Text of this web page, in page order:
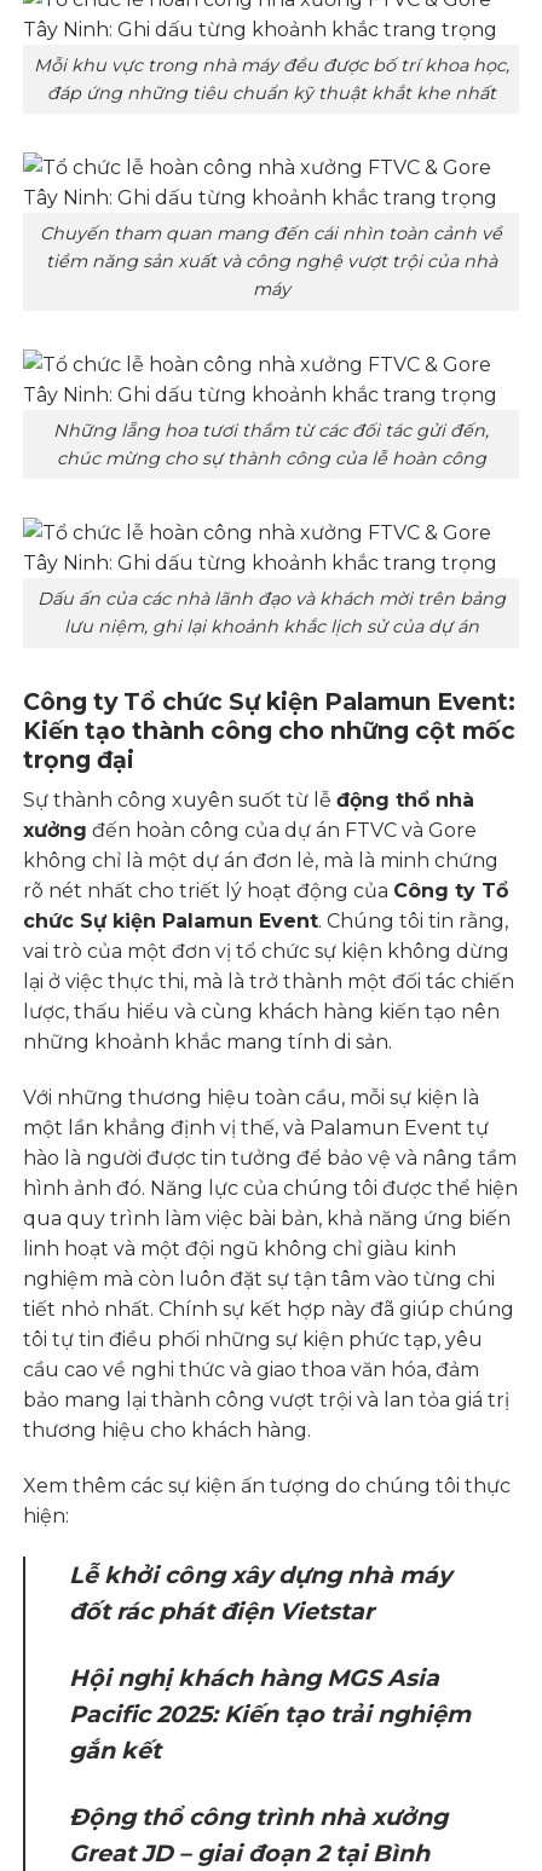
Mỗi khu vực trong nhà máy đều được bố trí khoa học,
đáp ứng những tiêu chuẩn kỹ thuật khắt khe nhất
Chuyến tham quan mang đến cái nhìn toàn cảnh về
tiềm năng sản xuất và công nghệ vượt trội của nhà
máy
Những lẵng hoa tươi thắm từ các đối tác gửi đến,
chúc mừng cho sự thành công của lễ hoàn công
Dấu ấn của các nhà lãnh đạo và khách mời trên bảng
lưu niệm, ghi lại khoảnh khắc lịch sử của dự án
Công ty Tổ chức Sự kiện Palamun Event:
Kiến tạo thành công cho những cột mốc
trọng đại
Sự thành công xuyên suốt từ lễđộng thổ nhà
xưởng đến hoàn công của dự án FTVC và Gore
không chỉ là một dự án đơn lẻ, mà là minh chứng
rõ nét nhất cho triết lý hoạt động của Công ty Tổ
chức Sự kiện Palamun Event. Chúng tôi tin rằng,
vai trò của một đơn vị tổ chức sự kiện không dừng
lại ở việc thực thi, mà là trở thành một đối tác chiến
lược, thấu hiểu và cùng khách hàng kiến tạo nên
những khoảnh khắc mang tính di sản.
Với những thương hiệu toàn cầu, mỗi sự kiện là
một lần khẳng định vị thế, và Palamun Event tự
hào là người được tin tưởng để bảo vệ và nâng tầm
hình ảnh đó. Năng lực của chúng tôi được thể hiện
qua quy trình làm việc bài bản, khả năng ứng biến
linh hoạt và một đội ngũ không chỉ giàu kinh
nghiệm mà còn luôn đặt sự tận tâm vào từng chi
tiết nhỏ nhất. Chính sự kết hợp này đã giúp chúng
tôi tự tin điều phối những sự kiện phức tạp, yêu
cầu cao về nghi thức và giao thoa văn hóa, đảm
bảo mang lại thành công vượt trội và lan tỏa giá trị
thương hiệu cho khách hàng.
Xem thêm các sự kiện ấn tượng do chúng tôi thực
hiện:
Lễ khởi công xây dựng nhà máy
đốt rác phát điện Vietstar
Hội nghị khách hàng MGS Asia
Pacific 2025: Kiến tạo trải nghiệm
gắn kết
Động thổ công trình nhà xưởng
Great JD – giai đoạn 2 tại Bình